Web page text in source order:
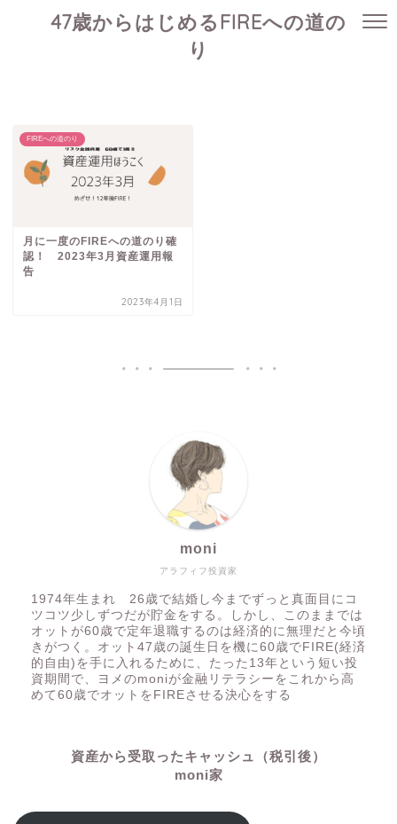
47歳からはじめるFIREへの道の
り
FIREへの道のり
月に一度のFIREへの道のり確
認！ 2023年3月資産運用報
告
2023年4月1日
アラフィフ投資家
moni
1974年生まれ 26歳で結婚し今までずっと真面目にコ
ツコツ少しずつだが貯金をする。しかし、このままでは
オットが60歳で定年退職するのは経済的に無理だと今頃
きがつく。オット47歳の誕生日を機に60歳でFIRE(経済
的自由)を手に入れるために、たった13年という短い投
資期間で、ヨメのmoniが金融リテラシーをこれから高
めて60歳でオットをFIREさせる決心をする
資産から受取ったキャッシュ（税引後）
moni家